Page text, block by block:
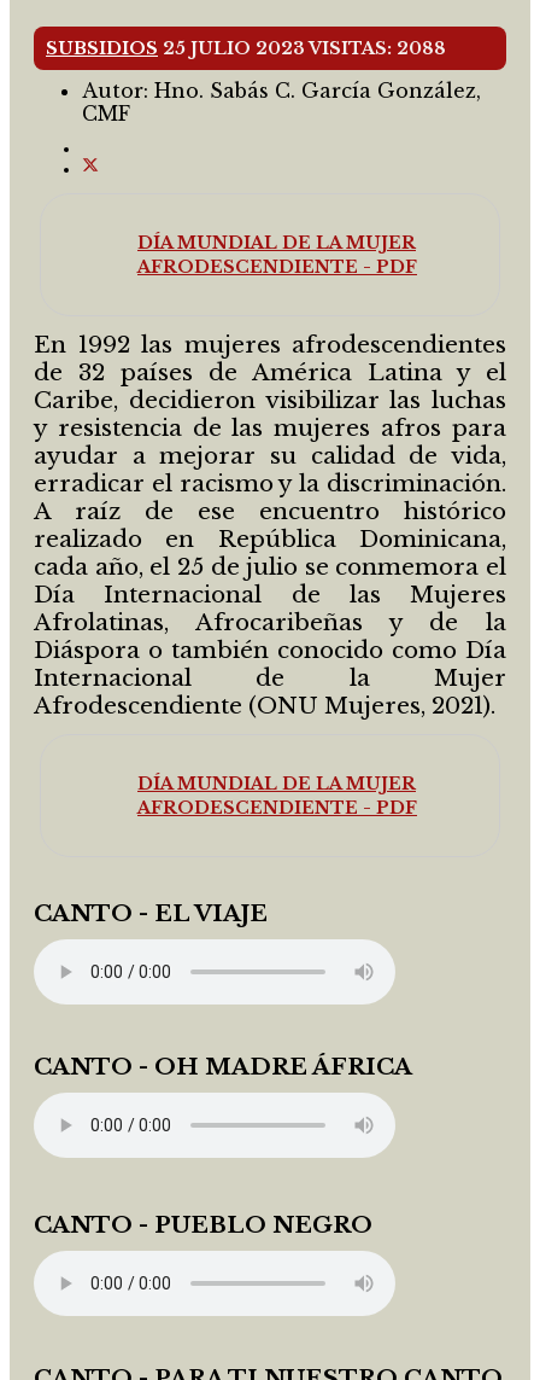
SUBSIDIOS 25 JULIO 2023VISITAS: 2088
Autor: Hno. Sabás C. García González,
CMF
DÍA MUNDIAL DE LA MUJER
AFRODESCENDIENTE - PDF
En 1992 las mujeres afrodescendientes
de 32 países de América Latina y el
Caribe, decidieron visibilizar las luchas
y resistencia de las mujeres afros para
ayudar a mejorar su calidad de vida,
erradicar el racismo y la discriminación.
A raíz de ese encuentro histórico
realizado en República Dominicana,
cada año, el 25 de julio se conmemora el
Día Internacional de las Mujeres
Afrolatinas, Afrocaribeñas y de la
Diáspora o también conocido como Día
Internacional de la Mujer
Afrodescendiente (ONU Mujeres, 2021).
DÍA MUNDIAL DE LA MUJER
AFRODESCENDIENTE - PDF
CANTO - EL VIAJE
CANTO - OH MADRE ÁFRICA
CANTO - PUEBLO NEGRO